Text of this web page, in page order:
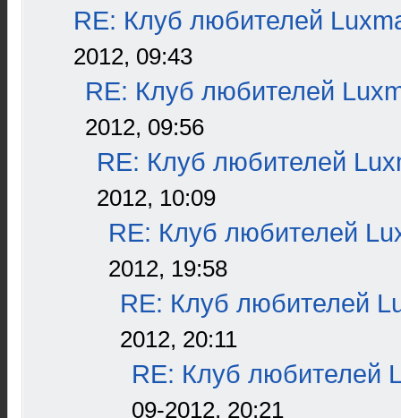
RE: Клуб любителей
2012, 09:43
RE: Клуб любителей
2012, 09:56
RE: Клуб любителей
2012, 10:09
RE: Клуб любителей
2012, 19:58
RE: Клуб любителей
2012, 20:11
RE: Клуб любителей
09-2012, 20:21